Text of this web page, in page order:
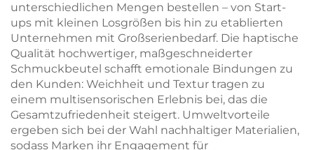
unterschiedlichen Mengen bestellen – von Start-
ups mit kleinen Losgrößen bis hin zu etablierten
Unternehmen mit Großserienbedarf. Die haptische
Qualität hochwertiger, maßgeschneiderter
Schmuckbeutel schafft emotionale Bindungen zu
den Kunden: Weichheit und Textur tragen zu
einem multisensorischen Erlebnis bei, das die
Gesamtzufriedenheit steigert. Umweltvorteile
ergeben sich bei der Wahl nachhaltiger Materialien,
sodass Marken ihr Engagement für